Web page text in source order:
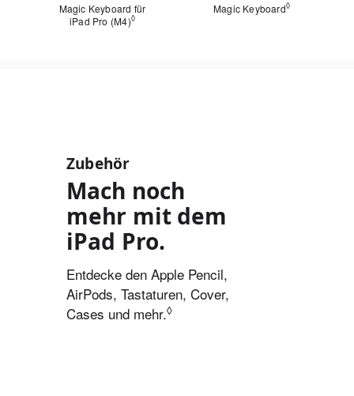
Magic Keyboard für
iPad Pro (M4)◊
Magic Keyboard◊
Zubehör
Mach noch
mehr mit dem
iPad Pro.
Entdecke den Apple Pencil,
AirPods, Tastaturen, Cover,
Cases und mehr.◊